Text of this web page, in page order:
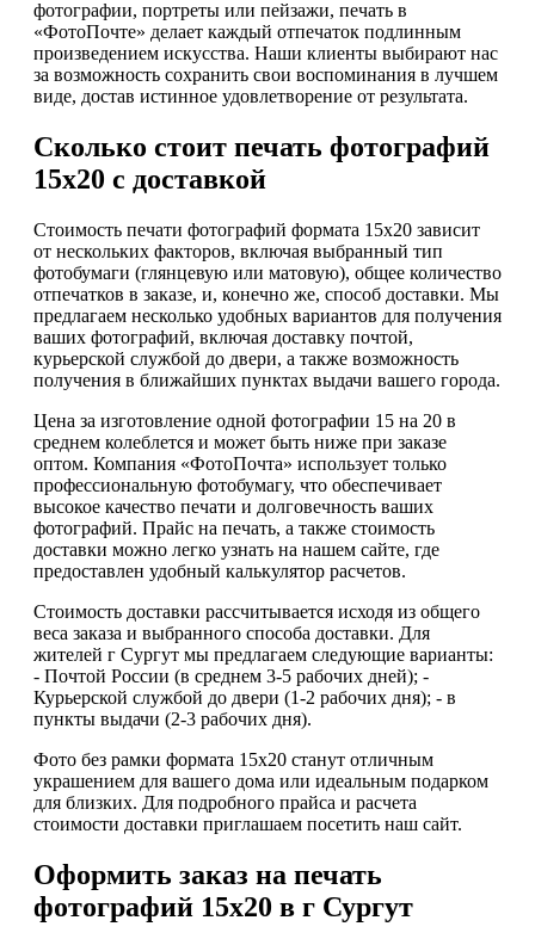
фотографии, портреты или пейзажи, печать в
«ФотоПочте» делает каждый отпечаток подлинным
произведением искусства. Наши клиенты выбирают нас
за возможность сохранить свои воспоминания в лучшем
виде, достав истинное удовлетворение от результата.
Сколько стоит печать фотографий
15х20 с доставкой
Стоимость печати фотографий формата 15х20 зависит
от нескольких факторов, включая выбранный тип
фотобумаги (глянцевую или матовую), общее количество
отпечатков в заказе, и, конечно же, способ доставки. Мы
предлагаем несколько удобных вариантов для получения
ваших фотографий, включая доставку почтой,
курьерской службой до двери, а также возможность
получения в ближайших пунктах выдачи вашего города.
Цена за изготовление одной фотографии 15 на 20 в
среднем колеблется и может быть ниже при заказе
оптом. Компания «ФотоПочта» использует только
профессиональную фотобумагу, что обеспечивает
высокое качество печати и долговечность ваших
фотографий. Прайс на печать, а также стоимость
доставки можно легко узнать на нашем сайте, где
предоставлен удобный калькулятор расчетов.
Стоимость доставки рассчитывается исходя из общего
веса заказа и выбранного способа доставки. Для
жителей г Сургут мы предлагаем следующие варианты:
- Почтой России (в среднем 3-5 рабочих дней); -
Курьерской службой до двери (1-2 рабочих дня); - в
пункты выдачи (2-3 рабочих дня).
Фото без рамки формата 15х20 станут отличным
украшением для вашего дома или идеальным подарком
для близких. Для подробного прайса и расчета
стоимости доставки приглашаем посетить наш сайт.
Оформить заказ на печать
фотографий 15х20 в г Сургут